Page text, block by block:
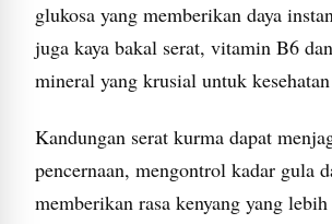
glukosa yang memberikan daya
juga kaya bakal serat, vitamin B6
mineral yang krusial untuk
Kandungan serat kurma dapat
pencernaan, mengontrol kadar gula
memberikan rasa kenyang yang